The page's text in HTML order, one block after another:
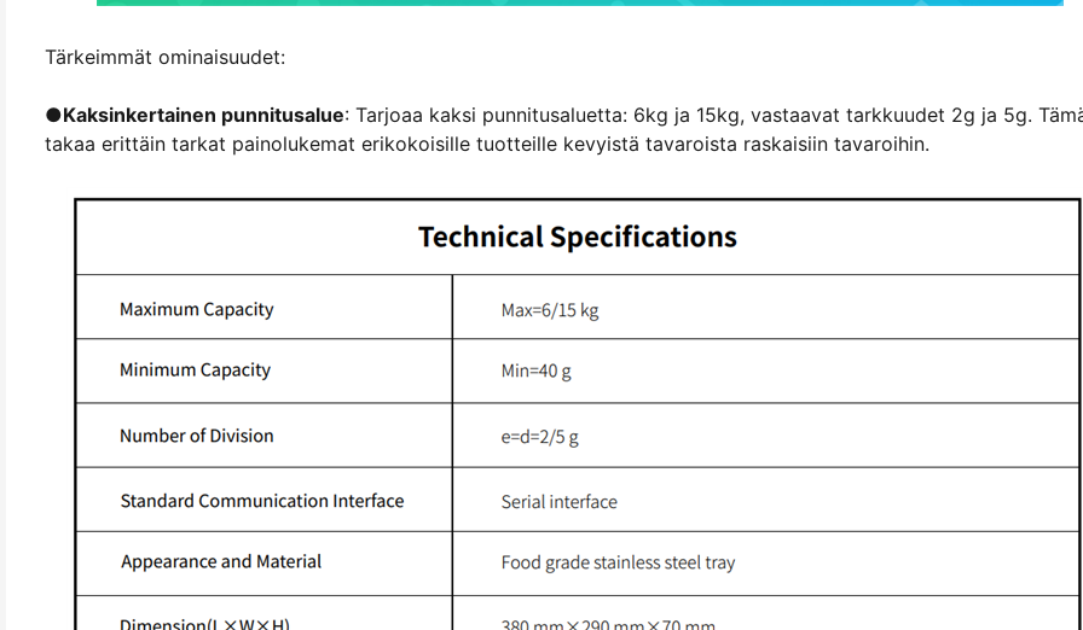
Tärkeimmät ominaisuudet:
●Kaksinkertainen punnitusalue: Tarjoaa kaksi punnitusaluetta: 6kg ja 15kg, vastaavat tarkkuudet 2g ja 5g.
takaa erittäin tarkat painolukemat erikokoisille tuotteille kevyistä tavaroista raskaisiin tavaroihin.